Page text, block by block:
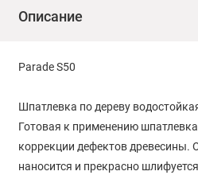
Описание
Parade S50
Шпатлевка по дереву
Готовая к применению
коррекции дефектов древесины.
наносится и прекрасно